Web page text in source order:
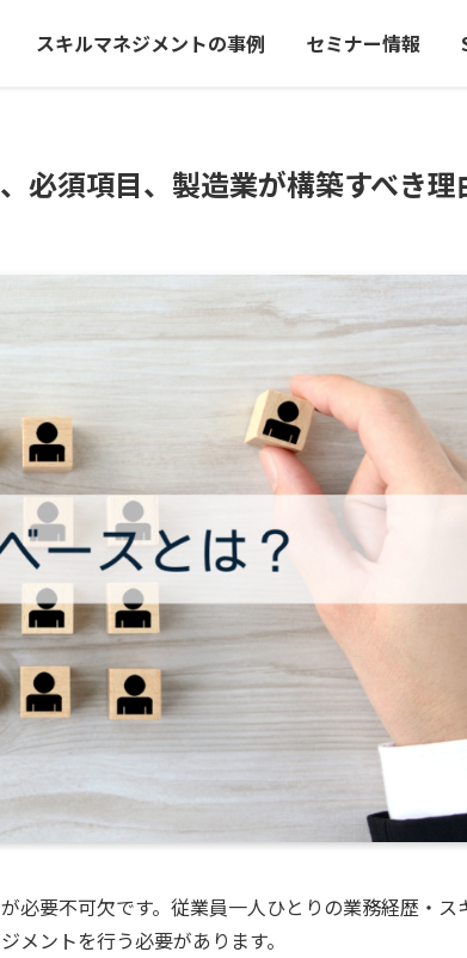
スキルマネジメントの事例 セミナー情報
必須項目、製造業が構築すべき理
必要不可欠です。従業員一人ひとりの業務経歴・ス
メントを行う必要があります。